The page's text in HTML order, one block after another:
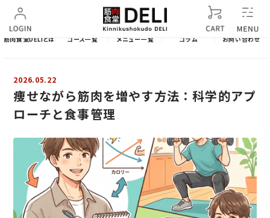
筋肉食堂DELIとは コース一覧 メニュー一覧 コラム お問い合わせ
2026.05.22
痩せながら筋肉を増やす方法：科学的アプ
ローチと食事管理